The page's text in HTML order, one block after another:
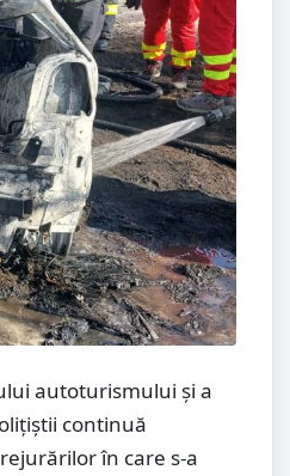
autoturismului și a
continuă
în care s-a